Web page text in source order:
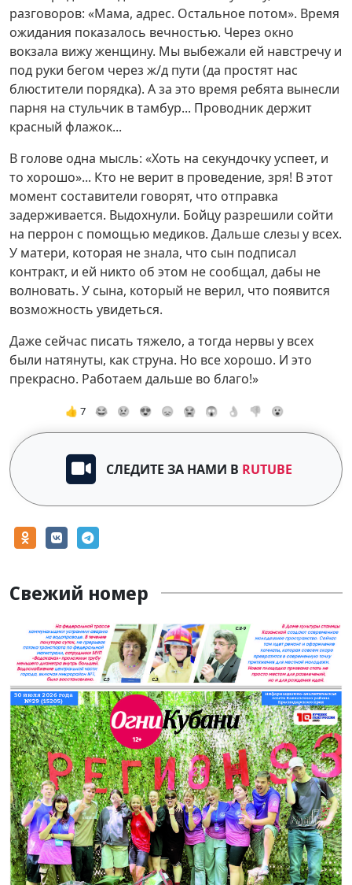
разговоров: «Мама, адрес. Остальное потом». Время
ожидания показалось вечностью. Через окно
вокзала вижу женщину. Мы выбежали ей навстречу и
под руки бегом через ж/д пути (да простят нас
блюстители порядка). А за это время ребята вынесли
парня на стульчик в тамбур... Проводник держит
красный флажок...
В голове одна мысль: «Хоть на секундочку успеет, и
то хорошо»... Кто не верит в проведение, зря! В этот
момент составители говорят, что отправка
задерживается. Выдохнули. Бойцу разрешили сойти
на перрон с помощью медиков. Дальше слезы у всех.
У матери, которая не знала, что сын подписал
контракт, и ей никто об этом не сообщал, дабы не
волновать. У сына, который не верил, что появится
возможность увидеться.
Даже сейчас писать тяжело, а тогда нервы у всех
были натянуты, как струна. Но все хорошо. И это
прекрасно. Работаем дальше во благо!»
👍 7 😂 😢 😍 😞 😭 😱 👌 👎 😮
СЛЕДИТЕ ЗА НАМИ В RUTUBE
Свежий номер